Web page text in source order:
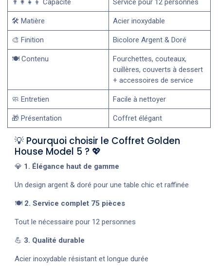
👨‍👩‍👧‍👦 Capacité Service pour 12 personnes
🛠️ Matière Acier inoxydable
🎨 Finition Bicolore Argent & Doré
🍽️ Contenu
Fourchettes, couteaux,
cuillères, couverts à dessert
+ accessoires de service
🧼 Entretien Facile à nettoyer
🎁 Présentation Coffret élégant
💡 Pourquoi choisir le Coffret Golden
House Model 5 ? 💖
💎 1. Élégance haut de gamme
Un design argent & doré pour une table chic et raffinée
🍽️ 2. Service complet 75 pièces
Tout le nécessaire pour 12 personnes
💪 3. Qualité durable
Acier inoxydable résistant et longue durée